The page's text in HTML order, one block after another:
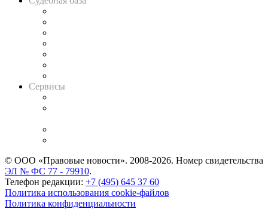
Сервисы
© ООО «Правовые новости». 2008-2026. Номер свидетельства
ЭЛ № ФС 77 - 79910.
Телефон редакции: +7 (495) 645 37 60
Политика использования cookie-файлов
Политика конфиденциальности